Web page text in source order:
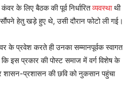
के लिए बैठक की पूर्व निर्धारितव्यवस्थाथी
हेतु खड़े हुए थे, उसी दौरान फोटो ली गई।
के प्रवेश करते ही उनका सम्मानपूर्वक स्वागत
इस प्रकार की पोस्ट समाज में वर्ग विशेष के
शासन-प्रशासन की छवि को नुकसान पहुंचा